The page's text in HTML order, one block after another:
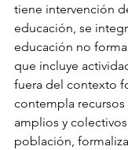
tiene intervención
educación, se
educación no
que incluye
fuera del contexto
contempla
amplios y
población,